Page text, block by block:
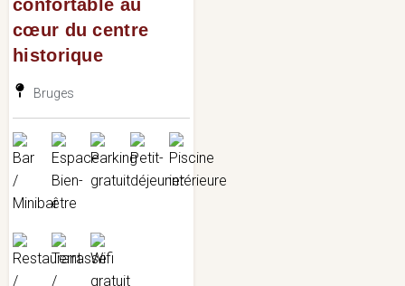
confortable au
cœur du centre
historique
Bruges